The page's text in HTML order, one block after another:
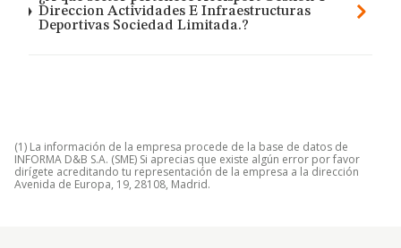
Direccion Actividades E Infraestructuras
Deportivas Sociedad Limitada.?
(1) La información de la empresa procede de la base de datos de
INFORMA D&B S.A. (SME) Si aprecias que existe algún error por favor
dirígete acreditando tu representación de la empresa a la dirección
Avenida de Europa, 19, 28108, Madrid.